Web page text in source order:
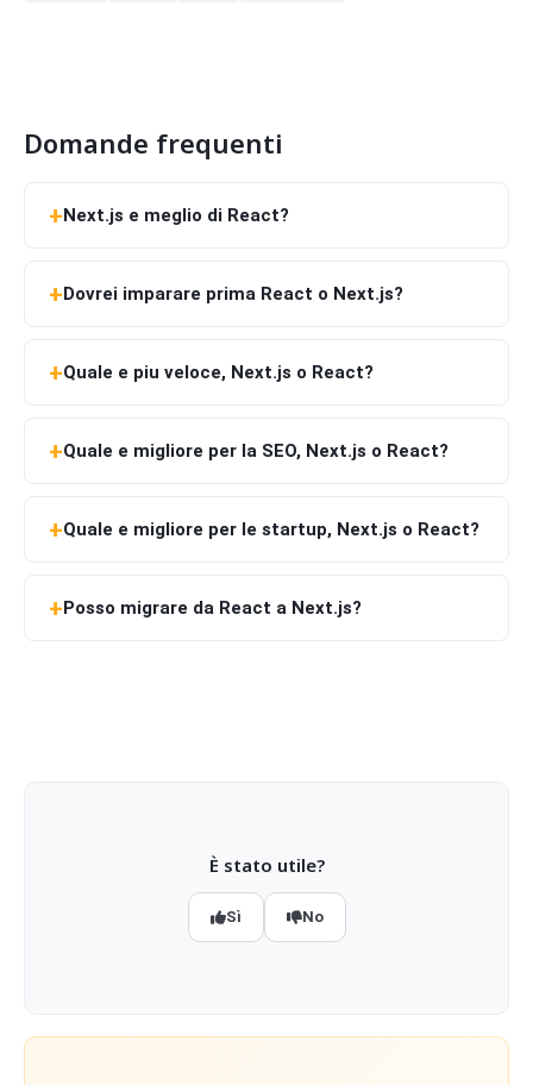
Domande frequenti
Next.js e meglio di React?
Dovrei imparare prima React o Next.js?
Quale e piu veloce, Next.js o React?
Quale e migliore per la SEO, Next.js o React?
Quale e migliore per le startup, Next.js o React?
Posso migrare da React a Next.js?
È stato utile?
Sì No